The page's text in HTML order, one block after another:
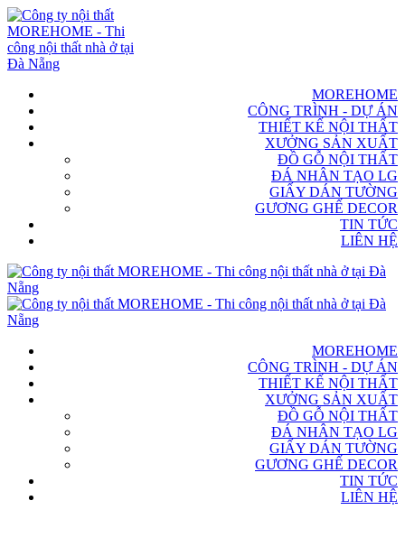
MOREHOME
CÔNG TRÌNH - DỰ ÁN
THIẾT KẾ NỘI THẤT
XƯỞNG SẢN XUẤT
ĐỒ GỖ NỘI THẤT
ĐÁ NHÂN TẠO LG
GIẤY DÁN TƯỜNG
GƯƠNG GHẾ DECOR
TIN TỨC
LIÊN HỆ
MOREHOME
CÔNG TRÌNH - DỰ ÁN
THIẾT KẾ NỘI THẤT
XƯỞNG SẢN XUẤT
ĐỒ GỖ NỘI THẤT
ĐÁ NHÂN TẠO LG
GIẤY DÁN TƯỜNG
GƯƠNG GHẾ DECOR
TIN TỨC
LIÊN HỆ